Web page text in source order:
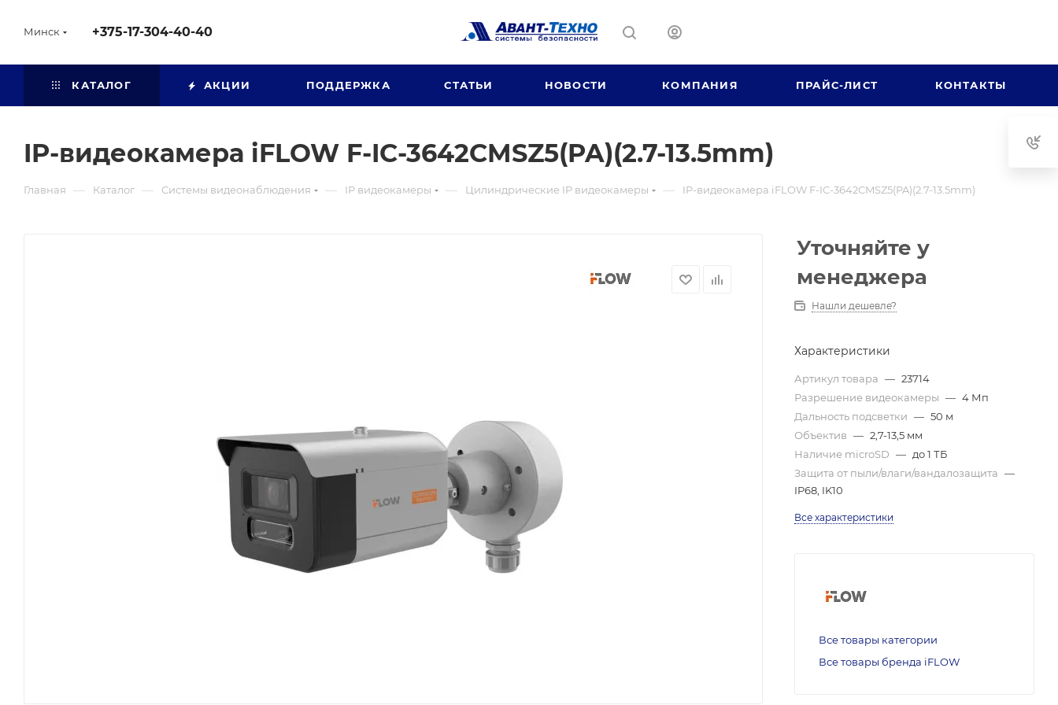
Минск +375-17-304-40-40
КАТАЛОГ АКЦИИ ПОДДЕРЖКА СТАТЬИ НОВОСТИ КОМПАНИЯ ПРАЙС-ЛИСТ КОНТАКТЫ
IP-видеокамера iFLOW F-IC-3642CMSZ5(PA)(2.7-13.5mm)
Главная — Каталог — Системы видеонаблюдения — IP видеокамеры — Цилиндрические IP видеокамеры — IP-видеокамера iFLOW F-IC-3642CMSZ5(PA)(2.7-13.5mm)
Уточняйте у
менеджера
Нашли дешевле?
Характеристики
Артикул товара — 23714
Разрешение видеокамеры — 4 Мп
Дальность подсветки — 50 м
Объектив — 2,7-13,5 мм
Наличие microSD — до 1 ТБ
Защита от пыли/влаги/вандалозащита —
IP68, IK10
Все характеристики
Все товары категории
Все товары бренда iFLOW